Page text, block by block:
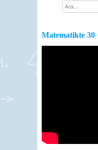
Matematikte 30